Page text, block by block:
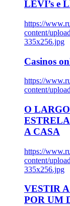
LEVI’s e
https://
content/
335x256.jpg
Casinos
https://
content/
O
A CASA
https://
content/
335x256.jpg
VESTIR
POR UM